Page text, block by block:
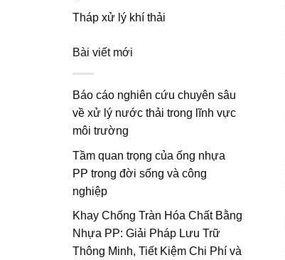
Tháp xử lý khí thải
Bài viết mới
Báo cáo nghiên cứu chuyên sâu
về xử lý nước thải trong lĩnh vực
môi trường
Tầm quan trọng của ống nhựa
PP trong đời sống và công
nghiệp
Khay Chống Tràn Hóa Chất Bằng
Nhựa PP: Giải Pháp Lưu Trữ
Thông Minh, Tiết Kiệm Chi Phí và